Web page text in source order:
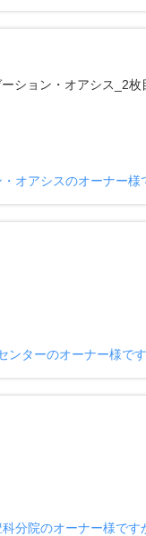
オアシスのオーナー様
ンターのオーナー様で
分院のオーナー様です